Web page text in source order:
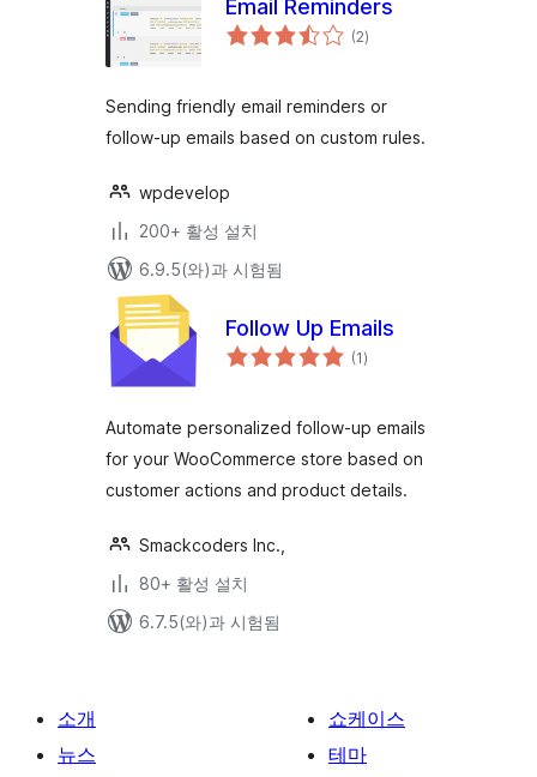
Email Reminders
(2전
체)
Sending friendly email reminders or
follow-up emails based on custom rules.
wpdevelop
200+ 활성 설치
6.9.5(와)과 시험됨
Follow Up Emails
(1전
체)
Automate personalized follow-up emails
for your WooCommerce store based on
customer actions and product details.
Smackcoders Inc.,
80+ 활성 설치
6.7.5(와)과 시험됨
소개
뉴스
쇼케이스
테마